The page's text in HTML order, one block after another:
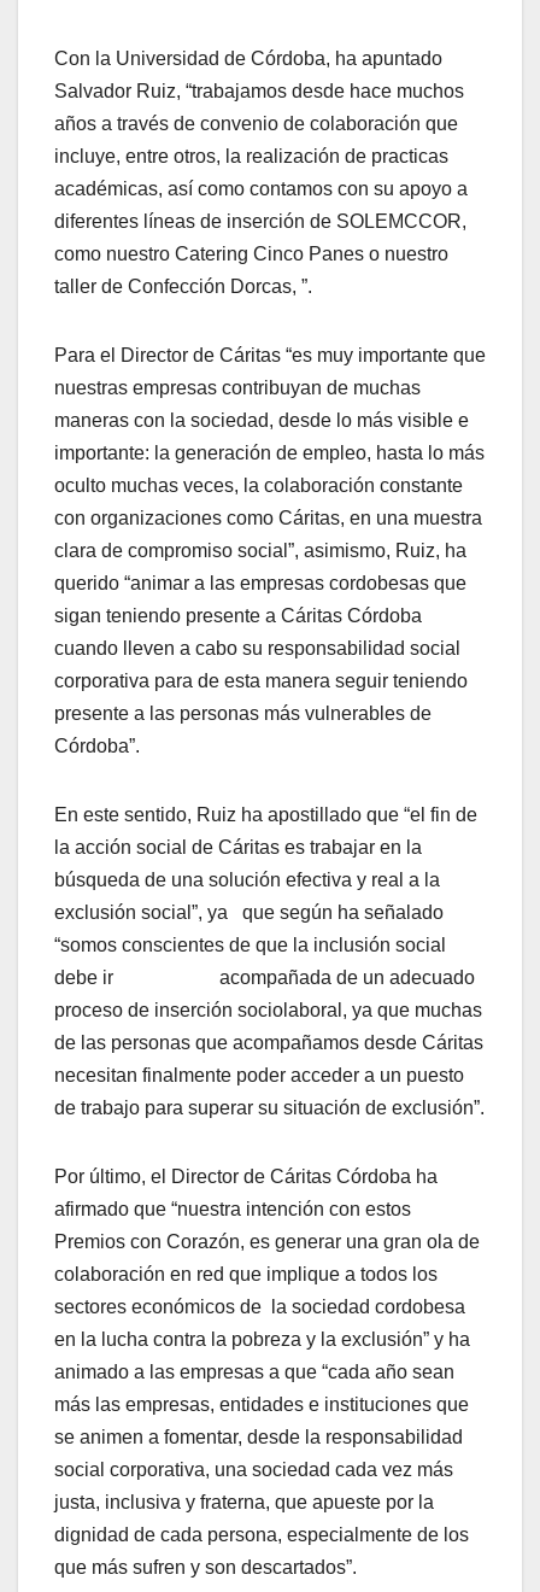
Con la Universidad de Córdoba, ha apuntado
Salvador Ruiz, “trabajamos desde hace muchos
años a través de convenio de colaboración que
incluye, entre otros, la realización de practicas
académicas, así como contamos con su apoyo a
diferentes líneas de inserción de SOLEMCCOR,
como nuestro Catering Cinco Panes o nuestro
taller de Confección Dorcas, ”.
Para el Director de Cáritas “es muy importante que
nuestras empresas contribuyan de muchas
maneras con la sociedad, desde lo más visible e
importante: la generación de empleo, hasta lo más
oculto muchas veces, la colaboración constante
con organizaciones como Cáritas, en una muestra
clara de compromiso social”, asimismo, Ruiz, ha
querido “animar a las empresas cordobesas que
sigan teniendo presente a Cáritas Córdoba
cuando lleven a cabo su responsabilidad social
corporativa para de esta manera seguir teniendo
presente a las personas más vulnerables de
Córdoba”.
En este sentido, Ruiz ha apostillado que “el fin de
la acción social de Cáritas es trabajar en la
búsqueda de una solución efectiva y real a la
exclusión social”, ya que según ha señalado
“somos conscientes de que la inclusión social
debe ir acompañada de un adecuado
proceso de inserción sociolaboral, ya que muchas
de las personas que acompañamos desde Cáritas
necesitan finalmente poder acceder a un puesto
de trabajo para superar su situación de exclusión”.
Por último, el Director de Cáritas Córdoba ha
afirmado que “nuestra intención con estos
Premios con Corazón, es generar una gran ola de
colaboración en red que implique a todos los
sectores económicos de la sociedad cordobesa
en la lucha contra la pobreza y la exclusión” y ha
animado a las empresas a que “cada año sean
más las empresas, entidades e instituciones que
se animen a fomentar, desde la responsabilidad
social corporativa, una sociedad cada vez más
justa, inclusiva y fraterna, que apueste por la
dignidad de cada persona, especialmente de los
que más sufren y son descartados”.